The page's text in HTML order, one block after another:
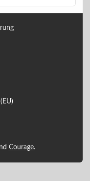
Courage.